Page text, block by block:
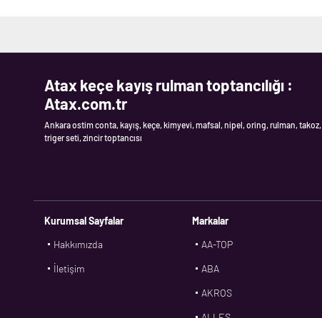
Atax keçe kayış rulman toptancılığı :
Atax.com.tr
Ankara ostim conta, kayış, keçe, kimyevi, mafsal, nipel, oring, rulman, takoz,
triger seti, zincir toptancısı
Kurumsal Sayfalar
Hakkımızda
İletişim
Markalar
AA-TOP
ABA
AKROS